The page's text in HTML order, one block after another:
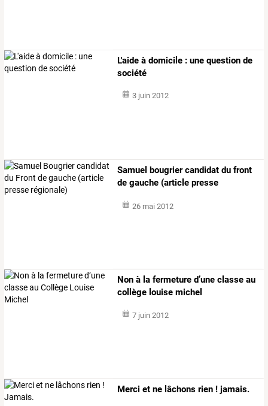
L'aide à domicile : une question de
société
3 juin 2012
Samuel bougrier candidat du front
de gauche (article presse
26 mai 2012
Non à la fermeture d’une classe au
collège louise michel
7 juin 2012
Merci et ne lâchons rien ! jamais.